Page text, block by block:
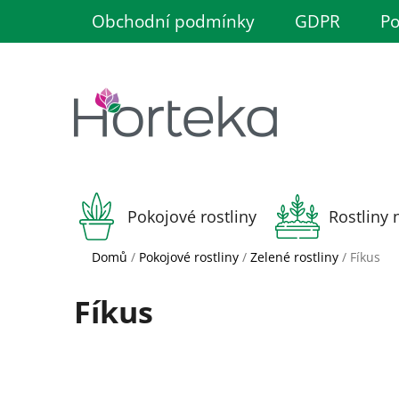
obsah
Obchodní podmínky GDPR
Pokojové rostliny Rostliny
Domů / Pokojové rostliny / Zelené rostliny / Fíkus
Fíkus